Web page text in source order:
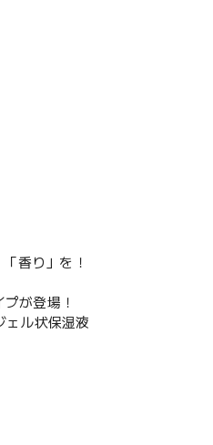
香り」を！
が登場！
ェル状保湿液